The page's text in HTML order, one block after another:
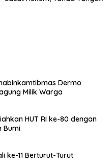
Dermo
Milik Warga
HUT RI ke-80 dengan
ke-11 Berturut-Turut